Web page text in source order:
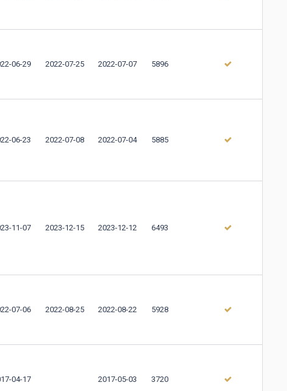
06-29 2022-07-25 2022-07-07 5896
06-23 2022-07-08 2022-07-04 5885
11-07 2023-12-15 2023-12-12 6493
07-06 2022-08-25 2022-08-22 5928
04-17 2017-05-03 3720